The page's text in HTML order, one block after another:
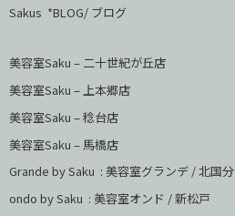
Sakus *BLOG/ ブログ
美容室Saku – 二十世紀が丘店
美容室Saku –上本郷店
美容室Saku –稔台店
美容室Saku – 馬橋店
Grande by Saku : 美容室グランデ / 北国分
ondo by Saku : 美容室オンド / 新松戸